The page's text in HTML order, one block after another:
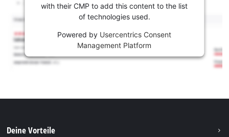
with their CMP to add this content to the list
of technologies used.
Powered by Usercentrics Consent
Management Platform
Deine Vorteile